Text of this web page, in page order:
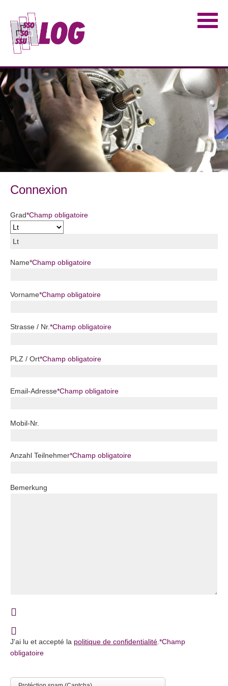
Connexion
Grad*Champ obligatoire
Lt
Name*Champ obligatoire
Vorname*Champ obligatoire
Strasse / Nr.*Champ obligatoire
PLZ / Ort*Champ obligatoire
Email-Adresse*Champ obligatoire
Mobil-Nr.
Anzahl Teilnehmer*Champ obligatoire
Bemerkung
J'ai lu et accepté la politique de confidentialité *Champ
obligatoire